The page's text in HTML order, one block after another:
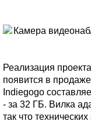
Реализация
появится в
Indiegogo
- за 32 ГБ. Вилка
так что